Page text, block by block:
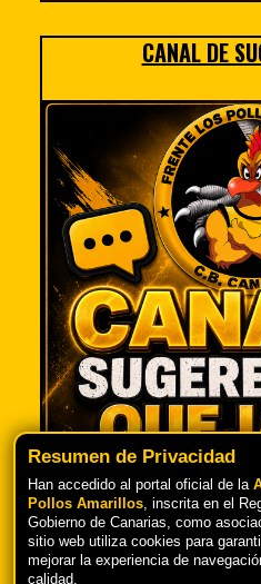
CANAL DE
TU OPINIÓN ES
NOSOTROS
Resumen de Privacidad
Han accedido al portal oficial de la
Pollos Amarillos, inscrita en el
Gobierno de Canarias, como
sitio web utiliza cookies para
mejorar la experiencia de
calidad.